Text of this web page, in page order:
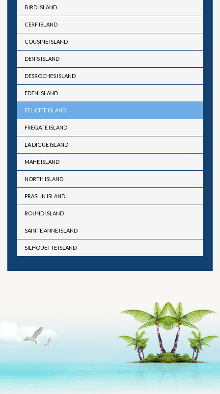
BIRD ISLAND
CERF ISLAND
COUSINE ISLAND
DENIS ISLAND
DESROCHES ISLAND
EDEN ISLAND
FELICITE ISLAND
FREGATE ISLAND
LA DIGUE ISLAND
MAHE ISLAND
NORTH ISLAND
PRASLIN ISLAND
ROUND ISLAND
SAINTE ANNE ISLAND
SILHOUETTE ISLAND